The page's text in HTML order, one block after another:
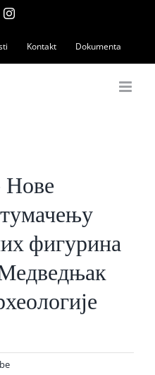
Instagram
Kontakt Dokumenta
фигурина